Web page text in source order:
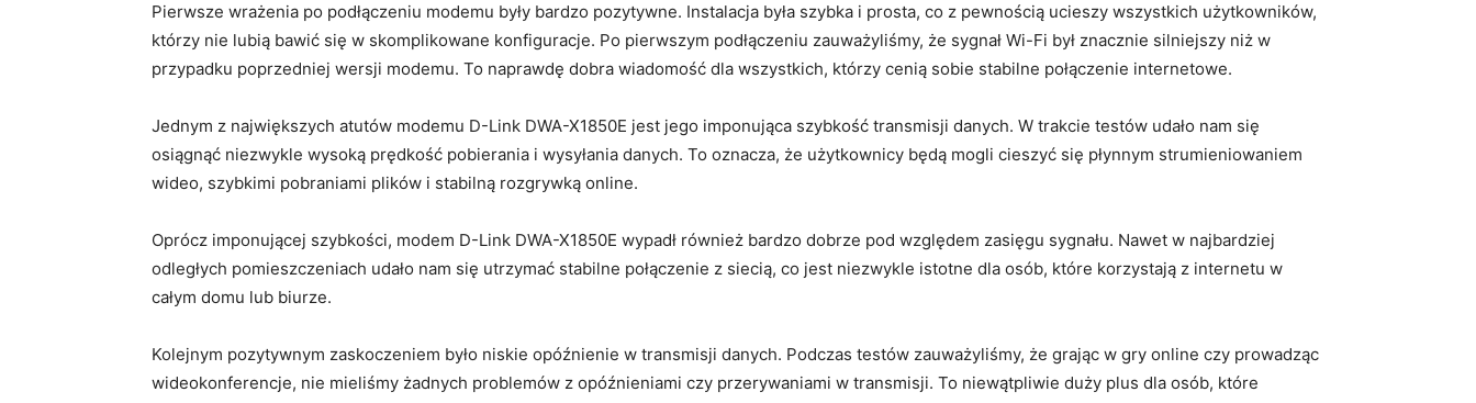
Pierwsze wrażenia po ⁢podłączeniu modemu‍ były bardzo ⁤pozytywne. Instalacja była⁢ szybka i ⁢prosta, co z ‌pewnością ucieszy ⁢wszystkich użytkowników,
którzy nie lubią bawić ​się ‌w skomplikowane ‍konfiguracje. Po pierwszym podłączeniu zauważyliśmy, że sygnał‌ Wi-Fi był znacznie silniejszy niż‍ w
przypadku poprzedniej ⁣wersji modemu. To naprawdę dobra wiadomość dla ‍wszystkich, którzy cenią sobie stabilne połączenie internetowe.
Jednym z największych atutów modemu D-Link DWA-X1850E jest‌ jego imponująca⁢ szybkość transmisji danych. W ‍trakcie testów udało⁢ nam się
osiągnąć niezwykle wysoką prędkość pobierania i wysyłania​ danych. ‍To oznacza,⁣ że użytkownicy będą⁣ mogli ​cieszyć ⁣się płynnym strumieniowaniem
wideo, szybkimi pobraniami plików i stabilną rozgrywką online.
Oprócz imponującej szybkości, modem D-Link⁣ DWA-X1850E wypadł również bardzo dobrze​ pod względem zasięgu sygnału. Nawet ​w najbardziej
odległych pomieszczeniach ​udało⁢ nam się utrzymać ‍stabilne ⁢połączenie z siecią, co ​jest niezwykle istotne dla osób, które korzystają z internetu⁣ w
⁤całym domu ⁣lub ⁢biurze.
Kolejnym⁢ pozytywnym zaskoczeniem⁤ było niskie opóźnienie w transmisji ⁢danych. Podczas testów ⁢zauważyliśmy,​ że grając w gry ⁤online czy prowadząc
wideokonferencje, nie mieliśmy żadnych problemów z opóźnieniami czy przerywaniami w‌ transmisji. To niewątpliwie duży⁣ plus dla​ osób,‌ które